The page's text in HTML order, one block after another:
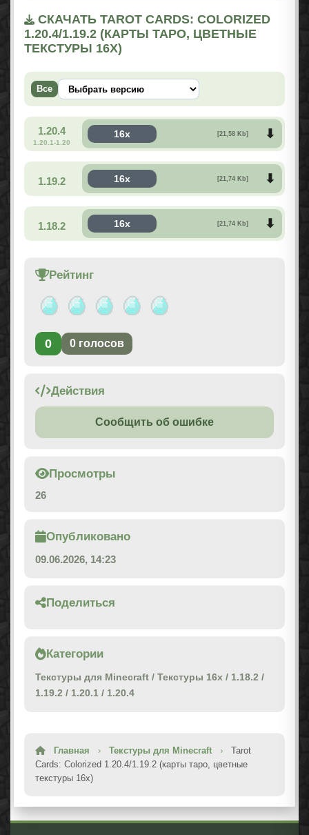
СКАЧАТЬ TAROT CARDS: COLORIZED
1.20.4/1.19.2 (КАРТЫ ТАРО, ЦВЕТНЫЕ
ТЕКСТУРЫ 16X)
Все
1.20.4
1.20.1-1.20
16x [21,58 Kb]
1.19.2 16x [21,74 Kb]
1.18.2 16x [21,74 Kb]
Рейтинг
0 0 голосов
Действия
Сообщить об ошибке
Просмотры
26
Опубликовано
09.06.2026, 14:23
Поделиться
Категории
Текстуры для Minecraft / Текстуры 16x / 1.18.2 /
1.19.2 / 1.20.1 / 1.20.4
Главная › Текстуры для Minecraft ›
Tarot
Cards: Colorized 1.20.4/1.19.2 (карты таро, цветные
текстуры 16x)